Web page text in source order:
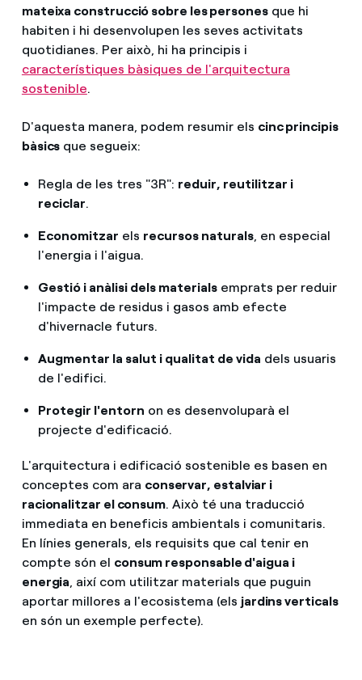
mateixa construcció sobre les personesque hi
habiten i hi desenvolupen les seves activitats
quotidianes. Per això, hi ha principis i
característiques bàsiques de l'arquitectura
sostenible.
D'aquesta manera, podem resumir els cinc principis
bàsics que segueix:
Regla de les tres "3R": reduir, reutilitzar i
reciclar.
Economitzar els recursos naturals, en especial
l'energia i l'aigua.
Gestió i anàlisi dels materialsemprats per reduir
l'impacte de residus i gasos amb efecte
d'hivernacle futurs.
Augmentar la salut i qualitat de vida dels usuaris
de l'edifici.
Protegir l'entorn on es desenvoluparà el
projecte d'edificació.
L'arquitectura i edificació sostenible es basen en
conceptes com ara conservar, estalviar i
racionalitzar el consum. Això té una traducció
immediata en beneficis ambientals i comunitaris.
En línies generals, els requisits que cal tenir en
compte són el consum responsable d'aigua i
energia, així com utilitzar materials que puguin
aportar millores a l'ecosistema (els jardins verticals
en són un exemple perfecte).